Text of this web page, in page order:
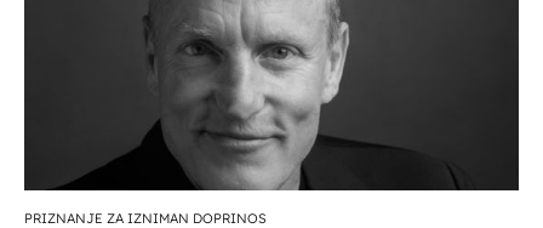
PRIZNANJE ZA IZNIMAN DOPRINOS